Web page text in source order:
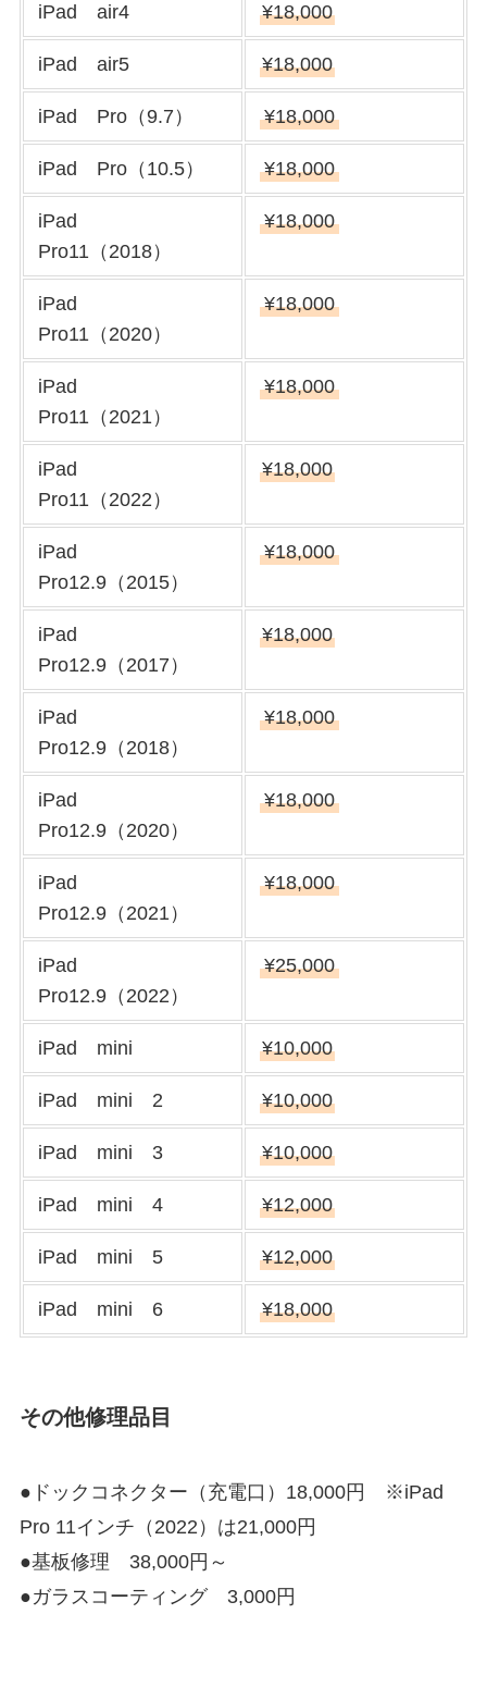
iPad air4 ¥18,000
iPad air5 ¥18,000
iPad Pro（9.7） ¥18,000
iPad Pro（10.5） ¥18,000
iPad
Pro11（2018）
¥18,000
iPad
Pro11（2020）
¥18,000
iPad
Pro11（2021）
¥18,000
iPad
Pro11（2022）
¥18,000
iPad
Pro12.9（2015）
¥18,000
iPad
Pro12.9（2017）
¥18,000
iPad
Pro12.9（2018）
¥18,000
iPad
Pro12.9（2020）
¥18,000
iPad
Pro12.9（2021）
¥18,000
iPad
Pro12.9（2022）
¥25,000
iPad mini ¥10,000
iPad mini 2 ¥10,000
iPad mini 3 ¥10,000
iPad mini 4 ¥12,000
iPad mini 5 ¥12,000
iPad mini 6 ¥18,000
その他修理品目
●ドックコネクター（充電口）18,000円 ※iPad
Pro 11インチ（2022）は21,000円
●基板修理 38,000円～
●ガラスコーティング 3,000円